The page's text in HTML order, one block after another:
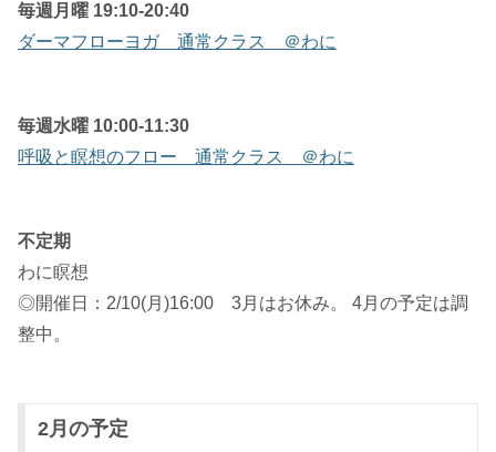
毎週月曜 19:10-20:40
ダーマフローヨガ 通常クラス ＠わに
毎週水曜 10:00-11:30
呼吸と瞑想のフロー 通常クラス ＠わに
不定期
わに瞑想
◎開催日：2/10(月)16:00 3月はお休み。 4月の予定は調
整中。
2月の予定